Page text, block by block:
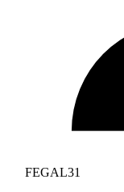
FEGAL31